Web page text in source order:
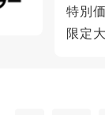
特別
限定